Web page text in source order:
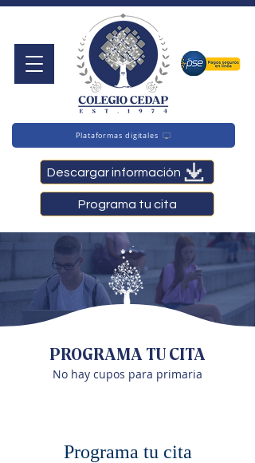
Plataformas digitales
Descargar información
Programa tu cita
PROGRAMA TU CITA
No hay cupos para primaria
Programa tu cita